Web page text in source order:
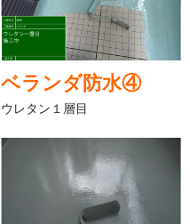
ベランダ防水④
ウレタン１層目